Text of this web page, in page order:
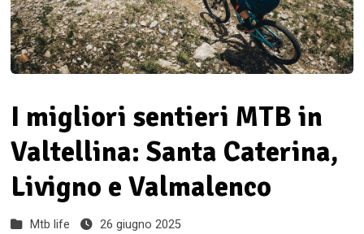
I migliori sentieri MTB in
Valtellina: Santa Caterina,
Livigno e Valmalenco
Mtb life 26 giugno 2025